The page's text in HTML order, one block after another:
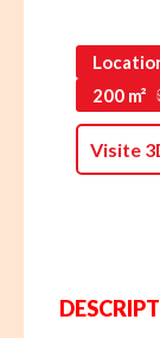
200 m²
Visite